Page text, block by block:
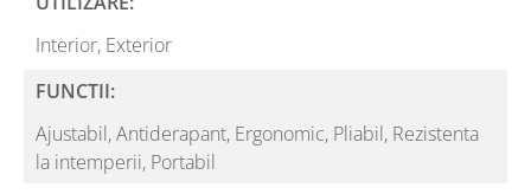
Interior, Exterior
FUNCTII:
Ajustabil,Antiderapant, Ergonomic, Pliabil, Rezistenta
la intemperii, Portabil